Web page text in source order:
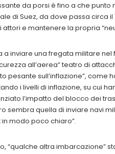
da porsi è fino a che punto
di Suez, da dove passa circa
attori e mantenere la propria
a inviare una fregata militare
all’aerea” teatro di
pesante sull’inflazione”, come
i livelli di inflazione, su cui
l’impatto del blocco dei
sembra quella di inviare navi
modo poco chiaro”.
“qualche altra imbarcazione”